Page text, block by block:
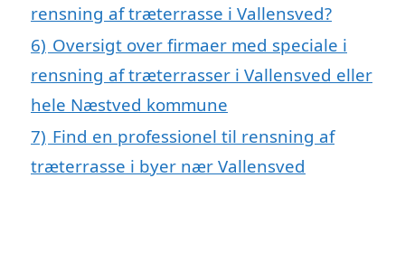
rensning af træterrasse i Vallensved?
6) Oversigt over firmaer med speciale i
rensning af træterrasser i Vallensved eller
hele Næstved kommune
7) Find en professionel til rensning af
træterrasse i byer nær Vallensved